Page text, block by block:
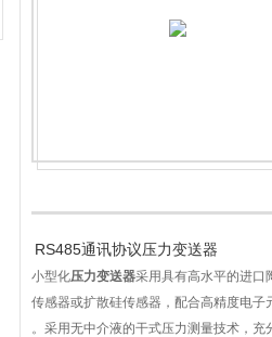
RS485通讯协议压力变送器
小型化压力变送器采用具有高水平的进口
传感器或扩散硅传感器，配合高精度电
。采用无中介液的干式压力测量技术，